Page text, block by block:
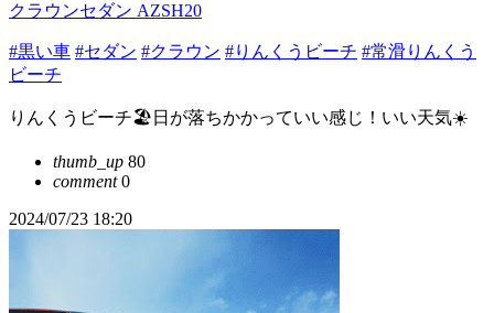
クラウンセダン AZSH20
#黒い車 #セダン #クラウン #りんくうビーチ #常滑りんくう
ビーチ
りんくうビーチ🏖️日が落ちかかっていい感じ！いい天気☀️
thumb_up 80
comment0
2024/07/23 18:20